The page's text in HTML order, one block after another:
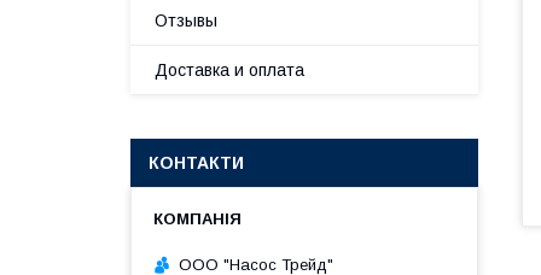
Отзывы
Доставка и оплата
КОНТАКТИ
ООО "Насос Трейд"